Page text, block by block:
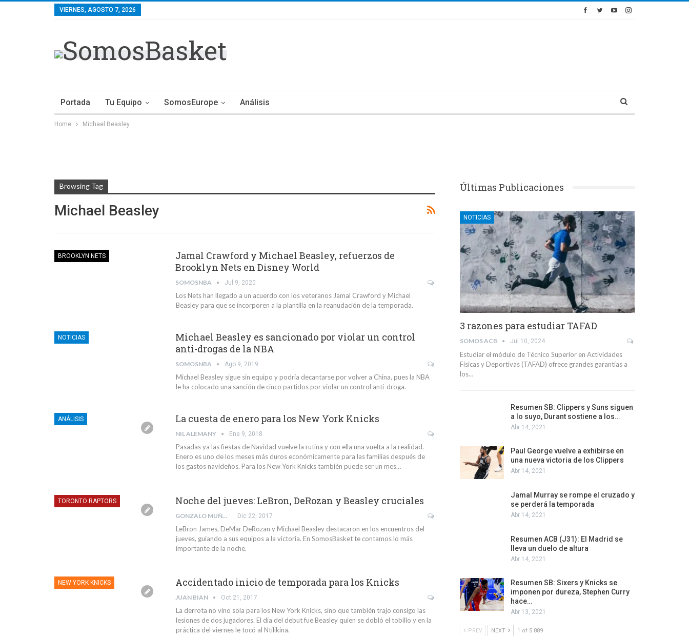
VIERNES, AGOSTO 7, 2026
Portada Tu Equipo SomosEurope Análisis
Home Michael Beasley
Browsing Tag
Michael Beasley
BROOKLYN NETS
Jamal Crawford y Michael Beasley, refuerzos de
Brooklyn Nets en Disney World
SOMOSNBA Jul 9, 2020
Los Nets han llegado a un acuerdo con los veteranos Jamal Crawford y Michael
Beasley para que se incorporen a la plantilla en la reanudación de la temporada.
NOTICIAS
Michael Beasley es sancionado por violar un control
anti-drogas de la NBA
SOMOSNBA Ago 9, 2019
Michael Beasley sigue sin equipo y podría decantarse por volver a China, pues la NBA
le ha colocado una sanción de cinco partidos por violar un control anti-droga.
ANÁLISIS La cuesta de enero para los New York Knicks
NIL ALEMANY Ene 9, 2018
Pasadas ya las fiestas de Navidad vuelve la rutina y con ella una vuelta a la realidad.
Enero es uno de los meses más duros económicamente para las familias después de
los gastos navideños. Para los New York Knicks también puede ser un mes…
TORONTO RAPTORS Noche del jueves: LeBron, DeRozan y Beasley cruciales
GONZALO MUÑOZ BOMBAL Dic 22, 2017
LeBron James, DeMar DeRozan y Michael Beasley destacaron en los encuentros del
jueves, guiando a sus equipos a la victoria. En SomosBasket te contamos lo más
importante de la noche.
NEW YORK KNICKS Accidentado inicio de temporada para los Knicks
JUAN BIAN Oct 21, 2017
La derrota no vino sola para los New York Knicks, sino que también trajo consigo las
lesiones de dos jugadores. El día del debut fue Beasley quien se dobló el tobillo y en la
práctica del viernes le tocó al Ntilikina.
Últimas Publicaciones
NOTICIAS
3 razones para estudiar TAFAD
SOMOS ACB Jul 10, 2024
Estudiar el módulo de Técnico Superior en Actividades
Físicas y Deportivas (TAFAD) ofrece grandes garantías a
los…
Resumen SB: Clippers y Suns siguen
a lo suyo, Durant sostiene a los…
Abr 14, 2021
Paul George vuelve a exhibirse en
una nueva victoria de los Clippers
Abr 14, 2021
Jamal Murray se rompe el cruzado y
se perderá la temporada
Abr 14, 2021
Resumen ACB (J31): El Madrid se
lleva un duelo de altura
Abr 14, 2021
Resumen SB: Sixers y Knicks se
imponen por dureza, Stephen Curry
hace…
Abr 13, 2021
PREV NEXT 1 of 5.889